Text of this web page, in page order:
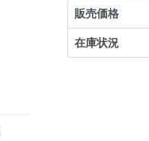
販売価格
在庫状況